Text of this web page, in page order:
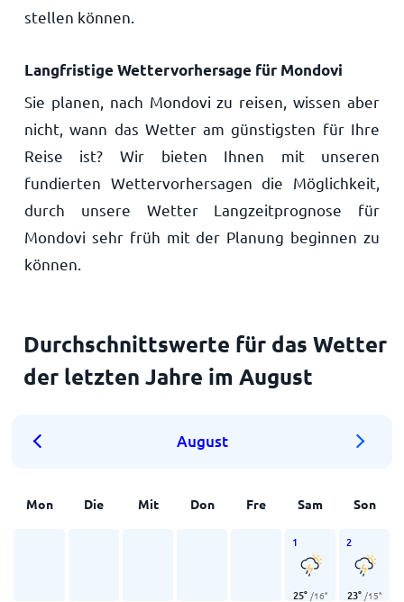
stellen können.
Langfristige Wettervorhersage für Mondovi
Sie planen, nach Mondovi zu reisen, wissen aber
nicht, wann das Wetter am günstigsten für Ihre
Reise ist? Wir bieten Ihnen mit unseren
fundierten Wettervorhersagen die Möglichkeit,
durch unsere Wetter Langzeitprognose für
Mondovi sehr früh mit der Planung beginnen zu
können.
Durchschnittswerte für das Wetter
der letzten Jahre im August
August
Mon Die Mit Don Fre Sam Son
1
25° /16°
2
23° /15°